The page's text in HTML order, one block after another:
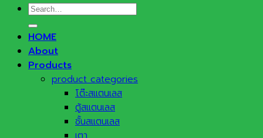
Search
for:
HOME
About
Products
product categories
โต๊ะสแตนเลส
ตู้สแตนเลส
ชั้นสแตนเลส